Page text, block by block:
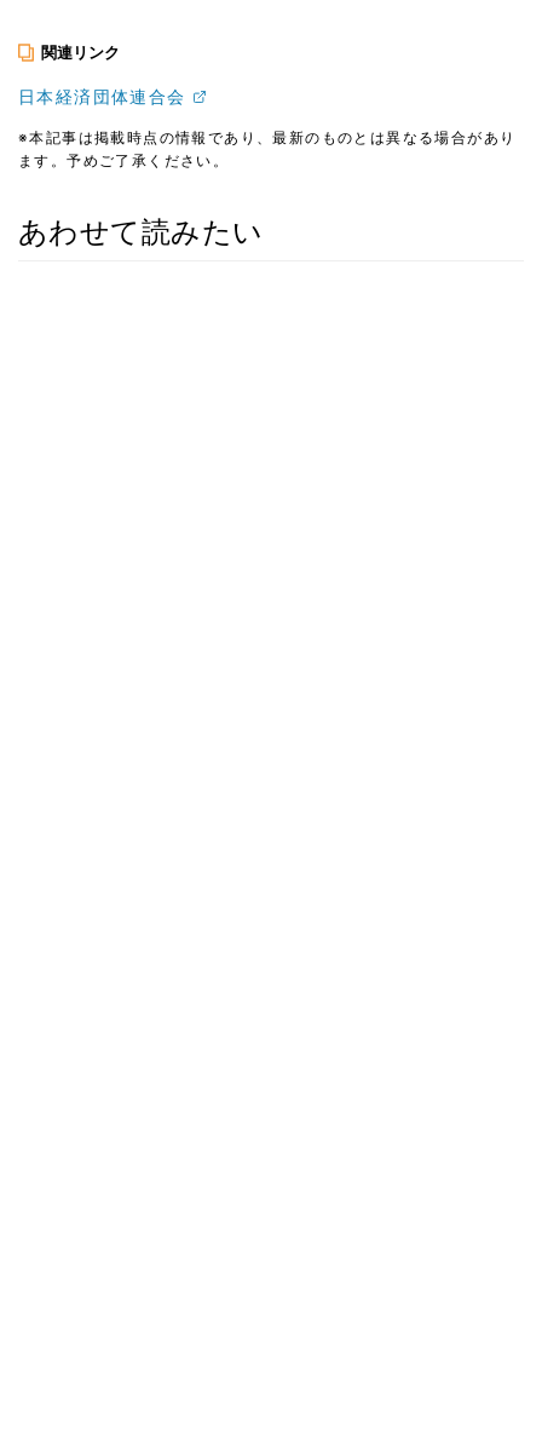
関連リンク
日本経済団体連合会
※本記事は掲載時点の情報であり、最新のものとは異なる場合があり
ます。予めご了承ください。
あわせて読みたい